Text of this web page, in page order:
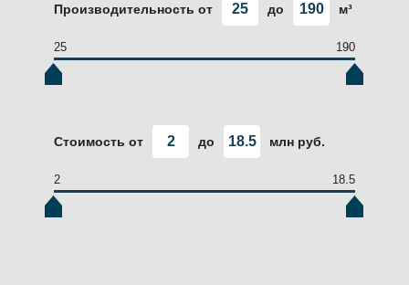
Производительность от до м³
25 190
Стоимость от до млн руб.
2 18.5